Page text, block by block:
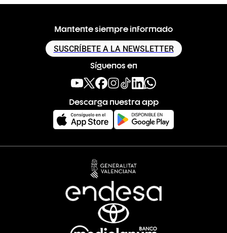
Mantente siempre informado
SUSCRÍBETE A LA NEWSLETTER
Síguenos en
Descarga nuestra app